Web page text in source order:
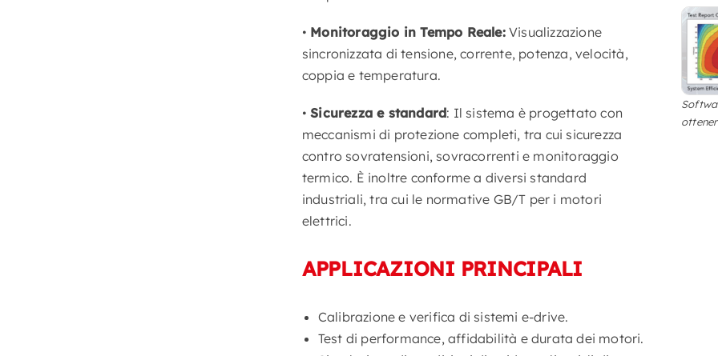
• Monitoraggio in Tempo Reale:Visualizzazione
sincronizzata di tensione, corrente, potenza, velocità,
coppia e temperatura.
•Sicurezza e standard: Il sistema è progettato con
meccanismi di protezione completi, tra cui sicurezza
contro sovratensioni, sovracorrenti e monitoraggio
termico. È inoltre conforme a diversi standard
industriali, tra cui le normative GB/T per i motori
elettrici.
APPLICAZIONI PRINCIPALI
Calibrazione e verifica di sistemi e-drive.
Test di performance, affidabilità e durata dei motori.